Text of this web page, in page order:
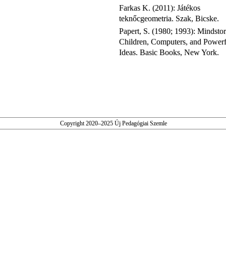
Farkas K. (2011): Játékos
teknőcgeometria. Szak, Bicske.
Papert, S. (1980; 1993):
Children, Computers, and
Ideas. Basic Books, New York.
Copyright 2020–2025 Új Pedagógiai Szemle